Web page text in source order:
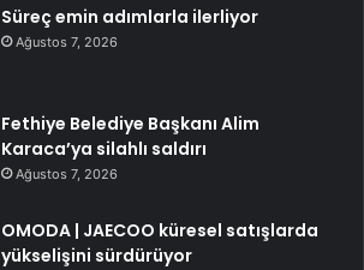
Süreç emin adımlarla ilerliyor
Ağustos 7, 2026
Fethiye Belediye Başkanı Alim
Karaca’ya silahlı saldırı
Ağustos 7, 2026
OMODA | JAECOO küresel satışlarda
yükselişini sürdürüyor